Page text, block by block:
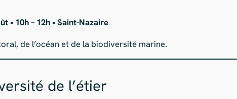
• 10h – 12h • Saint-Nazaire
de l’océan et de la biodiversité marine.
de l’étier